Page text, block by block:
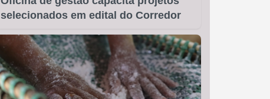
selecionados em edital do Corredor